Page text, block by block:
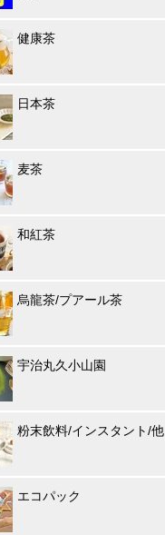
健康茶
日本茶
麦茶
和紅茶
烏龍茶/プアール茶
宇治丸久小山園
粉末飲料/インスタント/他
エコパック